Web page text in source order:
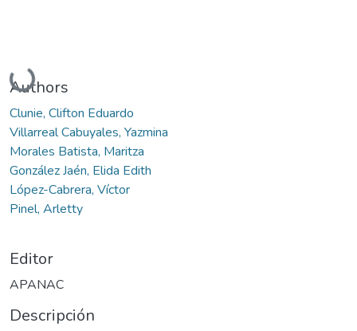
Cargando...
Authors
Clunie, Clifton Eduardo
Villarreal Cabuyales, Yazmina
Morales Batista, Maritza
González Jaén, Elida Edith
López-Cabrera, Víctor
Pinel, Arletty
Editor
APANAC
Descripción